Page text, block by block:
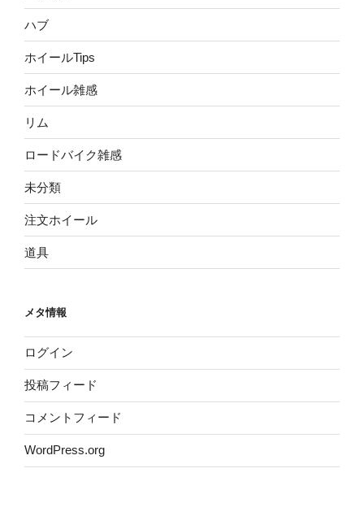
ハブ
ホイールTips
ホイール雑感
リム
ロードバイク雑感
未分類
注文ホイール
道具
メタ情報
ログイン
投稿フィード
コメントフィード
WordPress.org